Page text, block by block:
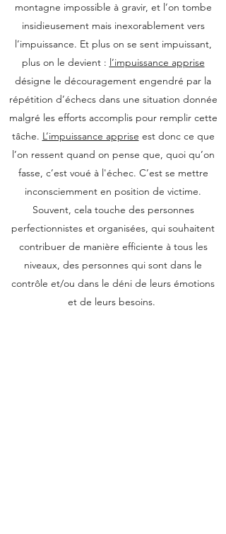
montagne impossible à gravir, et l’on tombe
insidieusement mais inexorablement vers
l’impuissance. Et plus on se sent impuissant,
plus on le devient : l’impuissance apprise
désigne le découragement engendré par la
répétition d’échecs dans une situation donnée
malgré les efforts accomplis pour remplir cette
tâche. L’impuissance apprise est donc ce que
l’on ressent quand on pense que, quoi qu’on
fasse, c’est voué à l'échec. C’est se mettre
inconsciemment en position de victime.
Souvent, cela touche des personnes
perfectionnistes et organisées, qui souhaitent
contribuer de manière efficiente à tous les
niveaux, des personnes qui sont dans le
contrôle et/ou dans le déni de leurs émotions
et de leurs besoins.